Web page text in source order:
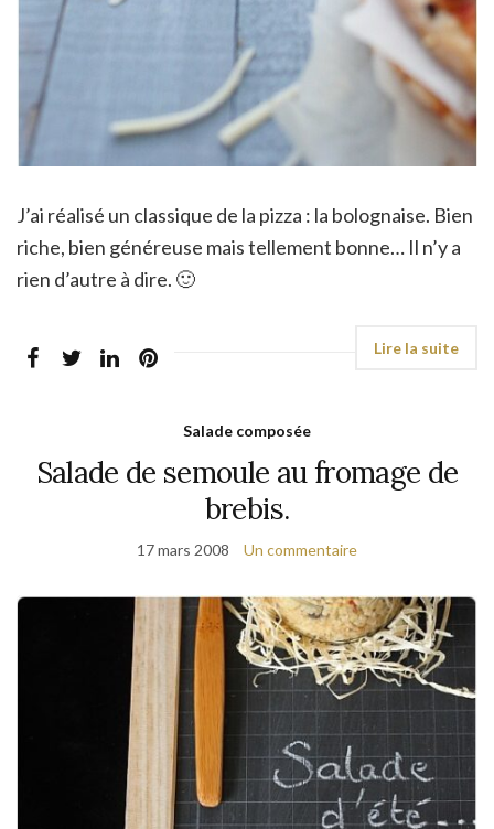
J’ai réalisé un classique de la pizza : la bolognaise. Bien
riche, bien généreuse mais tellement bonne… Il n’y a
rien d’autre à dire. 🙂
Salade composée
Salade de semoule au fromage de
brebis.
17 mars 2008 Un commentaire